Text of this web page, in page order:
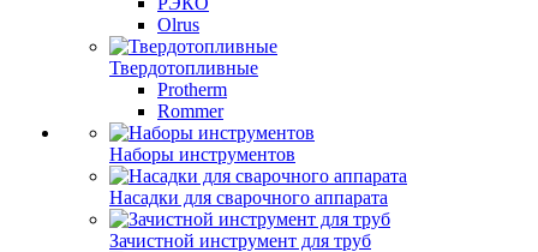
Olrus
Твердотопливные
Protherm
Rommer
Наборы инструментов
Насадки для сварочного аппарата
Зачистной инструмент для труб